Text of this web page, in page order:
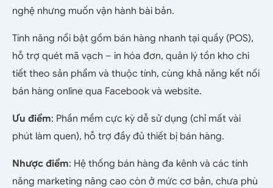
nghệ nhưng muốn vận hành bài bản.
Tính năng nổi bật gồm bán hàng nhanh tại quầy (POS),
hỗ trợ quét mã vạch – in hóa đơn, quản lý tồn kho chi
tiết theo sản phẩm và thuộc tính, cùng khả năng kết nối
bán hàng online qua Facebook và website.
Ưu điểm: Phần mềm cực kỳ dễ sử dụng (chỉ mất vài
phút làm quen), hỗ trợ đầy đủ thiết bị bán hàng.
Nhược điểm: Hệ thống bán hàng đa kênh và các tính
năng marketing nâng cao còn ở mức cơ bản, chưa phù